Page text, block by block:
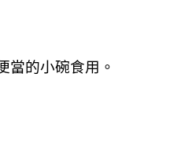
當的小碗食用。